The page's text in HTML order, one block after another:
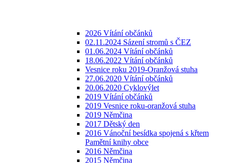
2026 Vítání občánků
02.11.2024 Sázení stromů s ČEZ
01.06.2024 Vítání občánků
18.06.2022 Vítání občánků
Vesnice roku 2019-Oranžová stuha
27.06.2020 Vítání občánků
20.06.2020 Cyklovýlet
2019 Vítání občánků
2019 Vesnice roku-oranžová stuha
2019 Němčina
2017 Dětský den
2016 Vánoční besídka spojená s křtem
Pamětní knihy obce
2016 Němčina
2015 Němčina